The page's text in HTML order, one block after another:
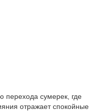
перехода сумерек, где
отражает спокойные